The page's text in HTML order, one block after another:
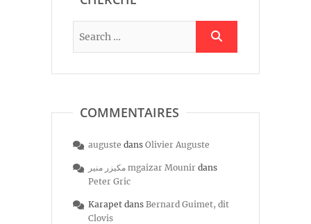
COMMENTAIRES
auguste dans Olivier Auguste
مكيزر منير mgaizar Mounir dans
Peter Gric
Karapet dans Bernard Guimet, dit
Clovis